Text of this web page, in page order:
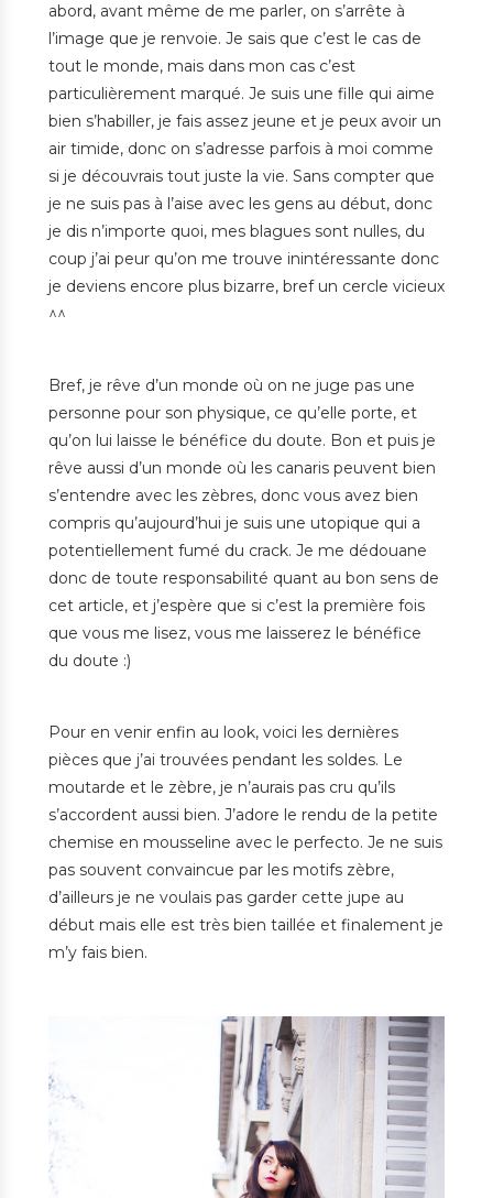
abord, avant même de me parler, on s’arrête à
l’image que je renvoie. Je sais que c’est le cas de
tout le monde, mais dans mon cas c’est
particulièrement marqué. Je suis une fille qui aime
bien s’habiller, je fais assez jeune et je peux avoir un
air timide, donc on s’adresse parfois à moi comme
si je découvrais tout juste la vie. Sans compter que
je ne suis pas à l’aise avec les gens au début, donc
je dis n’importe quoi, mes blagues sont nulles, du
coup j’ai peur qu’on me trouve inintéressante donc
je deviens encore plus bizarre, bref un cercle vicieux
^^
Bref, je rêve d’un monde où on ne juge pas une
personne pour son physique, ce qu’elle porte, et
qu’on lui laisse le bénéfice du doute. Bon et puis je
rêve aussi d’un monde où les canaris peuvent bien
s’entendre avec les zèbres, donc vous avez bien
compris qu’aujourd’hui je suis une utopique qui a
potentiellement fumé du crack. Je me dédouane
donc de toute responsabilité quant au bon sens de
cet article, et j’espère que si c’est la première fois
que vous me lisez, vous me laisserez le bénéfice
du doute :)
Pour en venir enfin au look, voici les dernières
pièces que j’ai trouvées pendant les soldes. Le
moutarde et le zèbre, je n’aurais pas cru qu’ils
s’accordent aussi bien. J’adore le rendu de la petite
chemise en mousseline avec le perfecto. Je ne suis
pas souvent convaincue par les motifs zèbre,
d’ailleurs je ne voulais pas garder cette jupe au
début mais elle est très bien taillée et finalement je
m’y fais bien.